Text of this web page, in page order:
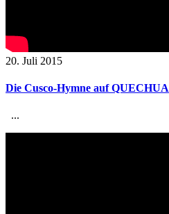
20. Juli 2015
Die Cusco-Hymne auf QUECHUA
...